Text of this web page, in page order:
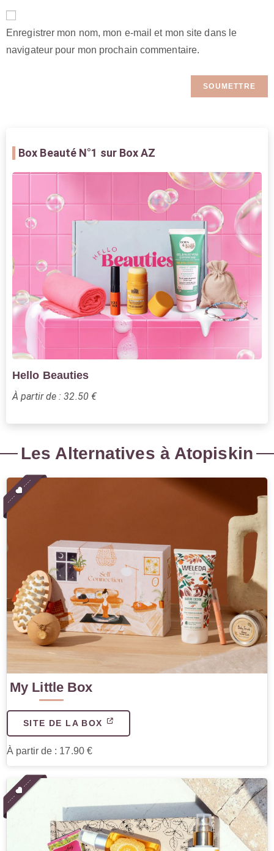
Enregistrer mon nom, mon e-mail et mon site dans le
navigateur pour mon prochain commentaire.
Box Beauté N°1 sur Box AZ
Hello Beauties
À partir de : 32.50 €
Les Alternatives à Atopiskin
My Little Box
SITE DE LA BOX
À partir de : 17.90 €